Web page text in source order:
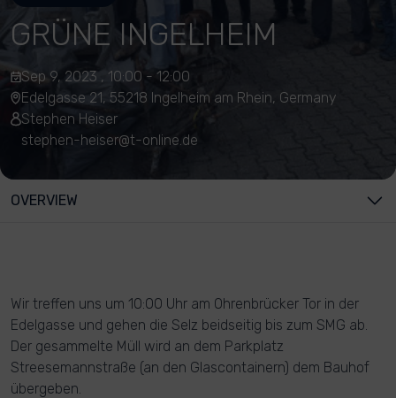
GRÜNE INGELHEIM
Sep 9, 2023 , 10:00 - 12:00
Edelgasse 21, 55218 Ingelheim am Rhein, Germany
Stephen Heiser
stephen-heiser@t-online.de
OVERVIEW
Wir treffen uns um 10:00 Uhr am Ohrenbrücker Tor in der
Edelgasse und gehen die Selz beidseitig bis zum SMG ab.
Der gesammelte Müll wird an dem Parkplatz
Streesemannstraße (an den Glascontainern) dem Bauhof
übergeben.